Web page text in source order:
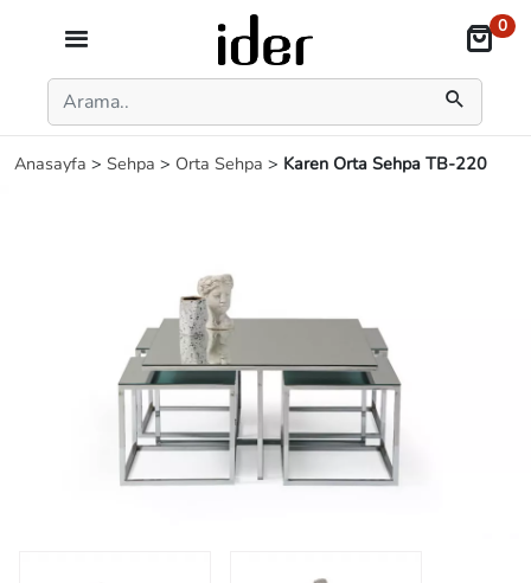
0
Anasayfa > Sehpa > Orta Sehpa > Karen Orta Sehpa TB-220